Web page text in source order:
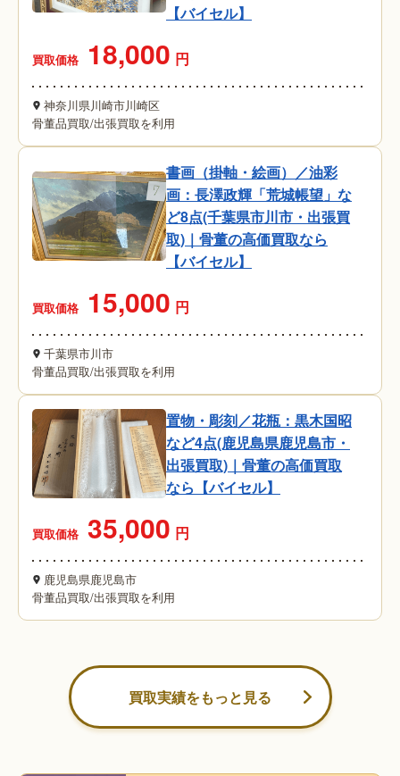
【バイセル】
買取価格 18,000 円
神奈川県川崎市川崎区
骨董品買取/出張買取を利用
書画（掛軸・絵画）／油彩
画：長澤政輝「荒城帳望」な
ど8点(千葉県市川市・出張買
取)｜骨董の高価買取なら
【バイセル】
買取価格 15,000 円
千葉県市川市
骨董品買取/出張買取を利用
置物・彫刻／花瓶：黒木国昭
など4点(鹿児島県鹿児島市・
出張買取)｜骨董の高価買取
なら【バイセル】
買取価格 35,000 円
鹿児島県鹿児島市
骨董品買取/出張買取を利用
買取実績をもっと見る